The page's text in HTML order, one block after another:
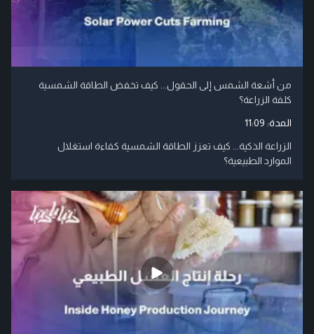
من أشعة الشمس إلى الحقول... كيف تخفض الطاقة الشمسية
كلفة الزراعة؟
المدة: 11:09
الزراعة الذكية... كيف تعزز الطاقة الشمسية كفاءة استغلال
الموارد الطبيعية؟